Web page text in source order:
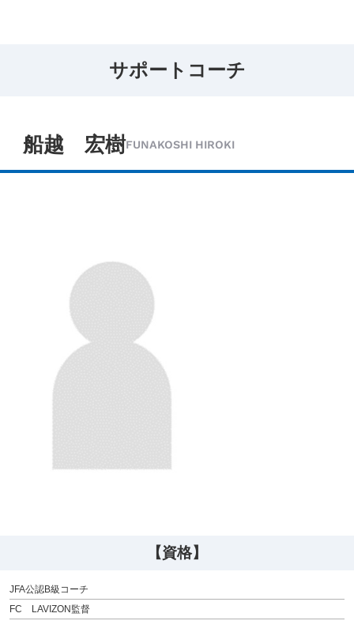
サポートコーチ
船越 宏樹FUNAKOSHI HIROKI
【資格】
JFA公認B級コーチ
FC LAVIZON監督